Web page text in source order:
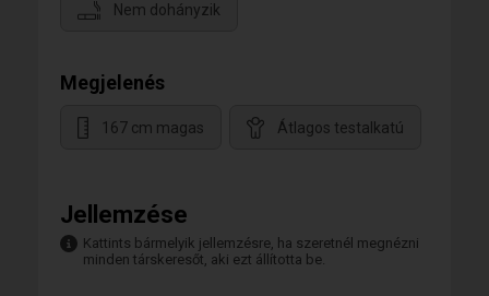
Nem dohányzik
Megjelenés
167 cm magas Átlagos testalkatú
Jellemzése
Kattints bármelyik jellemzésre, ha szeretnél megnézni
minden társkeresőt, aki ezt állította be.